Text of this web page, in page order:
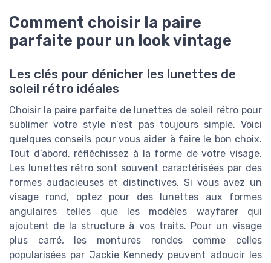
Comment choisir la paire
parfaite pour un look vintage
Les clés pour dénicher les lunettes de
soleil rétro idéales
Choisir la paire parfaite de lunettes de soleil rétro pour
sublimer votre style n’est pas toujours simple. Voici
quelques conseils pour vous aider à faire le bon choix.
Tout d’abord, réfléchissez à la forme de votre visage.
Les lunettes rétro sont souvent caractérisées par des
formes audacieuses et distinctives. Si vous avez un
visage rond, optez pour des lunettes aux formes
angulaires telles que les modèles wayfarer qui
ajoutent de la structure à vos traits. Pour un visage
plus carré, les montures rondes comme celles
popularisées par Jackie Kennedy peuvent adoucir les